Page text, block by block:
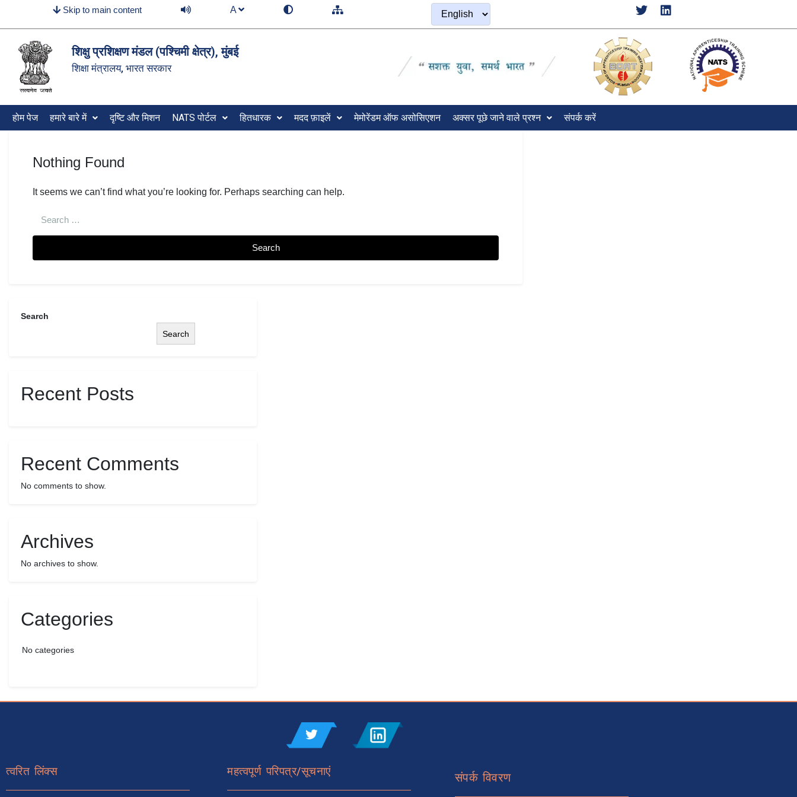
Skip to main content A
शिक्षु प्रशिक्षण मंडल (पश्‍चिमी क्षेत्र), मुंबई
शिक्षा मंत्रालय, भारत सरकार
होम पेज हमारे बारे में दृष्टि और मिशन NATS पोर्टल हितधारक मदद फ़ाइलें मेमोरेंडम ऑफ असोसिएशन अक्सर पूछे जाने वाले प्रश्न संपर्क करें
Nothing Found
It seems we can’t find what you’re looking for. Perhaps searching can help.
Search
Search
Recent Posts
Recent Comments
No comments to show.
Archives
No archives to show.
Categories
No categories
त्वरित लिंक्स महत्वपूर्ण परिपत्र/सूचनाएं संपर्क विवरण